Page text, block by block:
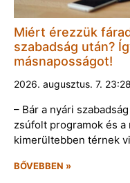
Miért érezzük
szabadság után?
másnaposságot!
2026. augusztus. 7. 23:28
– Bár a nyári
zsúfolt programok és
kimerültebben térnek
BŐVEBBEN »